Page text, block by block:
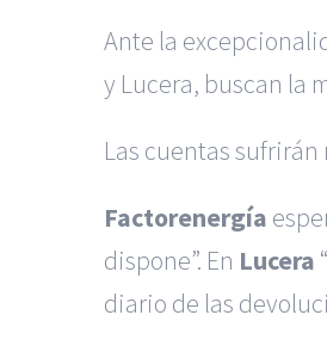
Ante la
y Lucera, buscan la
Las cuentas
Factorenergía
dispone”. En Lucera
diario de las